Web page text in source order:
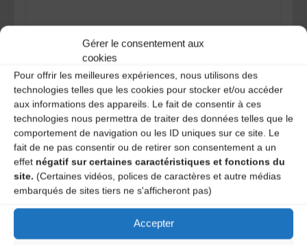
Gérer le consentement aux
cookies
Pour offrir les meilleures expériences, nous utilisons des
technologies telles que les cookies pour stocker et/ou accéder
aux informations des appareils. Le fait de consentir à ces
technologies nous permettra de traiter des données telles que le
comportement de navigation ou les ID uniques sur ce site. Le
fait de ne pas consentir ou de retirer son consentement a un
effet négatif sur certaines caractéristiques et fonctions du
site. (Certaines vidéos, polices de caractères et autre médias
embarqués de sites tiers ne s'afficheront pas)
Accepter
Save my name, email, and site URL in my browser for next
time I post a comment.
Ce site utilise Akismet pour réduire les indésirables.En
savoir plus sur la façon dont les données de vos
commentaires sont traitées.